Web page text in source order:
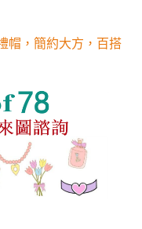
帽，簡約大方，百搭
約大方，百搭單品,出街